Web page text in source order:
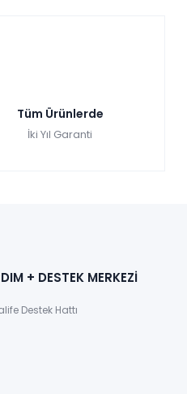
Tüm Ürünlerde
İki Yıl Garanti
+ DESTEK MERKEZİ
Destek Hattı